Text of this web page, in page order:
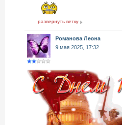
развернуть ветку
Романова Леона
9 мая 2025, 17:32